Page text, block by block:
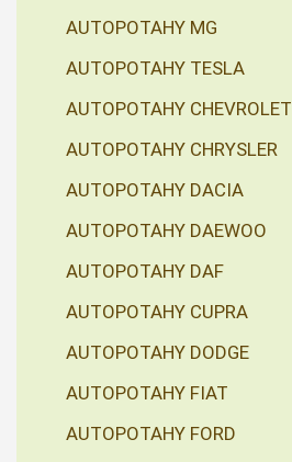
AUTOPOTAHY MG
AUTOPOTAHY TESLA
AUTOPOTAHY CHEVROLET
AUTOPOTAHY CHRYSLER
AUTOPOTAHY DACIA
AUTOPOTAHY DAEWOO
AUTOPOTAHY DAF
AUTOPOTAHY CUPRA
AUTOPOTAHY DODGE
AUTOPOTAHY FIAT
AUTOPOTAHY FORD